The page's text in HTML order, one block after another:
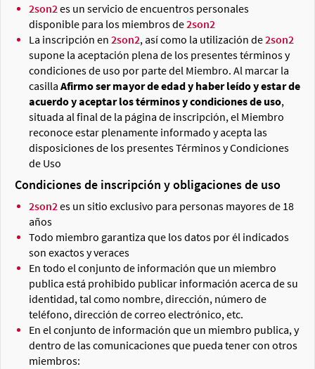
2son2 es un servicio de encuentros personales
disponible para los miembros de2son2
La inscripción en 2son2, así como la utilización de2son2
supone la aceptación plena de los presentes términos y
condiciones de uso por parte del Miembro. Al marcar la
casilla Afirmo ser mayor de edad y haber leído y estar de
acuerdo y aceptar los términos y condiciones de uso,
situada al final de la página de inscripción, el Miembro
reconoce estar plenamente informado y acepta las
disposiciones de los presentes Términos y Condiciones
de Uso
Condiciones de inscripción y obligaciones de uso
2son2 es un sitio exclusivo para personas mayores de 18
años
Todo miembro garantiza que los datos por él indicados
son exactos y veraces
En todo el conjunto de información que un miembro
publica está prohibido publicar información acerca de su
identidad, tal como nombre, dirección, número de
teléfono, dirección de correo electrónico, etc.
En el conjunto de información que un miembro publica, y
dentro de las comunicaciones que pueda tener con otros
miembros: